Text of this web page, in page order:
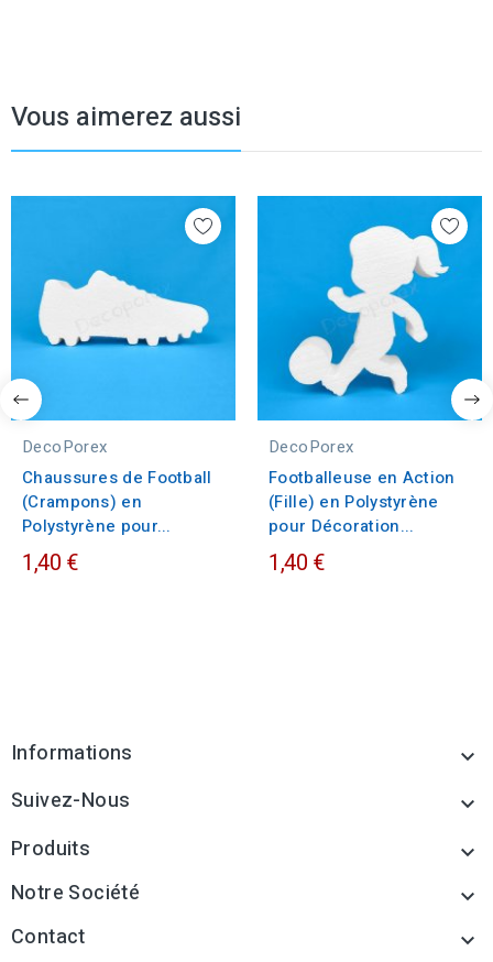
Vous aimerez aussi
DecoPorex
Chaussures de Football
(Crampons) en
Polystyrène pour...
1,40 €
DecoPorex
Footballeuse en Action
(Fille) en Polystyrène
pour Décoration...
1,40 €
Informations 
Suivez-Nous 
Produits 
Notre Société 
Contact 